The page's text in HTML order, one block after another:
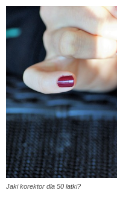
Jaki korektor dla 50 latki?